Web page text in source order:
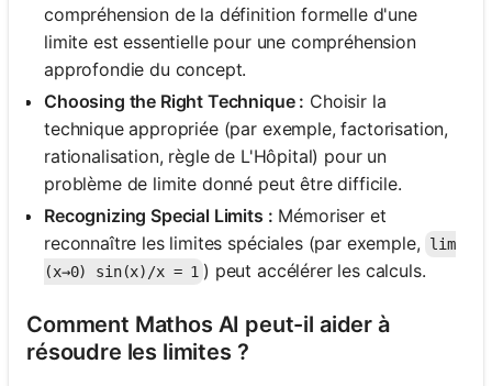
compréhension de la définition formelle d'une
limite est essentielle pour une compréhension
approfondie du concept.
Choosing the Right Technique : Choisir la
technique appropriée (par exemple, factorisation,
rationalisation, règle de L'Hôpital) pour un
problème de limite donné peut être difficile.
Recognizing Special Limits : Mémoriser et
reconnaître les limites spéciales (par exemple,
lim
(x→0) sin(x)/x = 1 ) peut accélérer les calculs.
Comment Mathos AI peut-il aider à
résoudre les limites ?